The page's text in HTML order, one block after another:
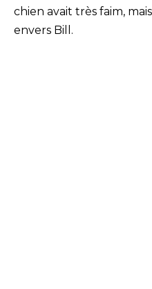
chien avait très faim,
envers Bill.